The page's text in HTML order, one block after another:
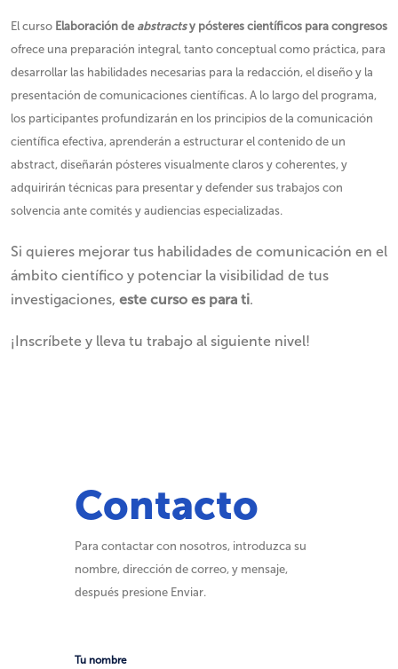
El curso Elaboración de abstractsy pósteres científicos para congresos
ofrece una preparación integral, tanto conceptual como práctica, para
desarrollar las habilidades necesarias para la redacción, el diseño y la
presentación de comunicaciones científicas. A lo largo del programa,
los participantes profundizarán en los principios de la comunicación
científica efectiva, aprenderán a estructurar el contenido de un
abstract, diseñarán pósteres visualmente claros y coherentes, y
adquirirán técnicas para presentar y defender sus trabajos con
solvencia ante comités y audiencias especializadas.
Si quieres mejorar tus habilidades de comunicación en el
ámbito científico y potenciar la visibilidad de tus
investigaciones, este curso es para ti.
¡Inscríbete y lleva tu trabajo al siguiente nivel!
Contacto
Para contactar con nosotros, introduzca su
nombre, dirección de correo, y mensaje,
después presione Enviar.
Tu nombre